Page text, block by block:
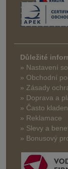
Důležité
» Nastavení
» Obchodní
» Zásady
» Doprava a
» Často
» Reklamace
» Slevy a
» Bonusový